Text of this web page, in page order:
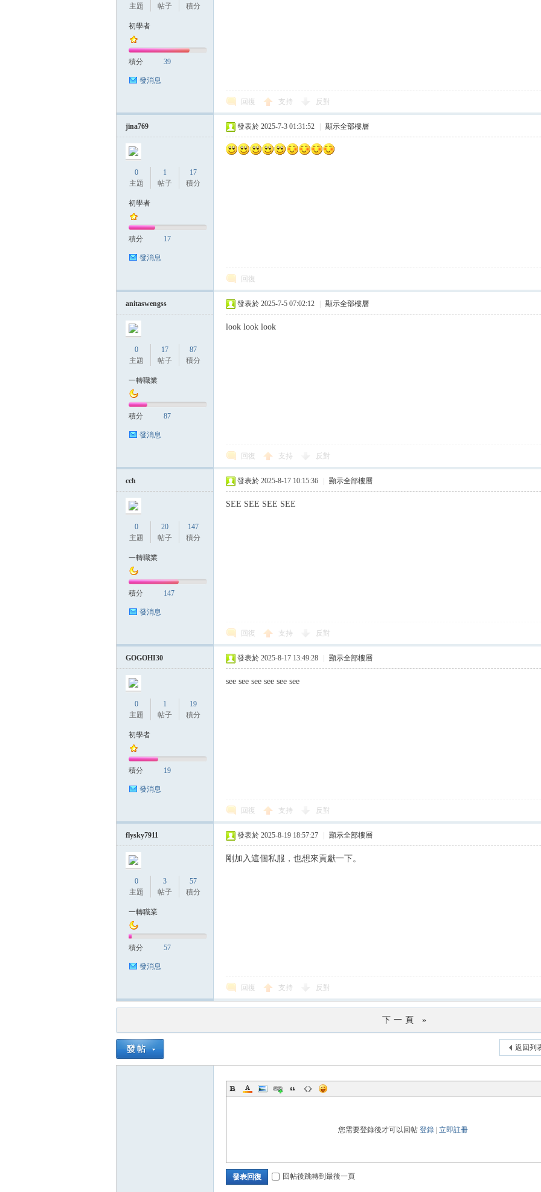
主題
帖子
積分
初學者
積分 39
發消息
回復 支持 反對
jina769
0
主題
1
帖子
17
積分
初學者
積分 17
發消息
發表於 2025-7-3 01:31:52 顯示全部樓層
回復
anitaswengss
0
主題
17
帖子
87
積分
一轉職業
積分 87
發消息
發表於 2025-7-5 07:02:12 顯示全部樓層
look look look
回復 支持 反對
cch
0
主題
20
帖子
147
積分
一轉職業
積分 147
發消息
發表於 2025-8-17 10:15:36 顯示全部樓層
SEE SEE SEE SEE
回復 支持 反對
GOGOHI30
0
主題
1
帖子
19
積分
初學者
積分 19
發消息
發表於 2025-8-17 13:49:28 顯示全部樓層
see see see see see see
回復 支持 反對
flysky7911
0
主題
3
帖子
57
積分
一轉職業
積分 57
發消息
發表於 2025-8-19 18:57:27 顯示全部樓層
剛加入這個私服，也想來貢獻一下。
回復 支持 反對
下一頁 »
返回列
您需要登錄後才可以回帖 登錄 立即註冊
發表回復 回帖後跳轉到最後一頁